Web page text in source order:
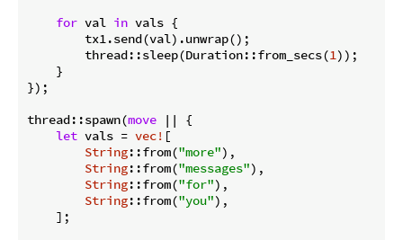
for val in vals {
        tx1.send(val).unwrap();
        thread::sleep(Duration::from_secs(
1));
    }
});
thread::spawn(move || {
let vals = vec! [
String::from("more"),
String::from("messages"),
String::from("for"),
String::from("you"),
    ];